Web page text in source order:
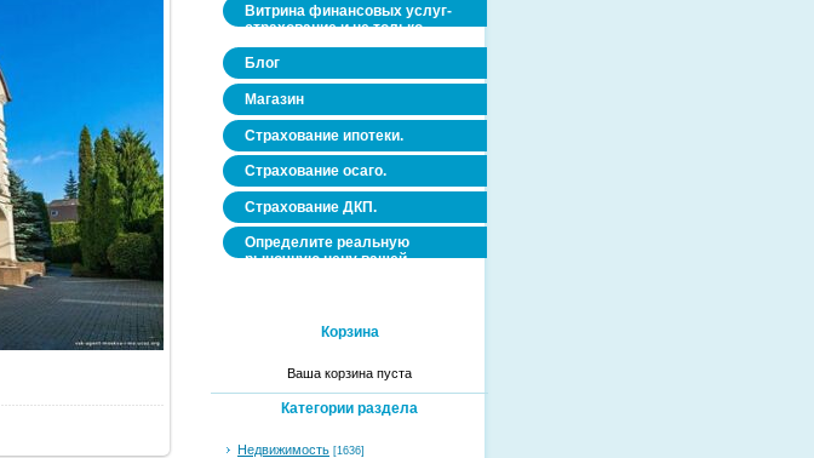
Витрина финансовых услуг-
страхование и не только.
Блог
Магазин
Страхование ипотеки.
Страхование осаго.
Страхование ДКП.
Определите реальную
рыночную цену вашей
Корзина
Ваша корзина пуста
Категории раздела
Недвижимость [1636]